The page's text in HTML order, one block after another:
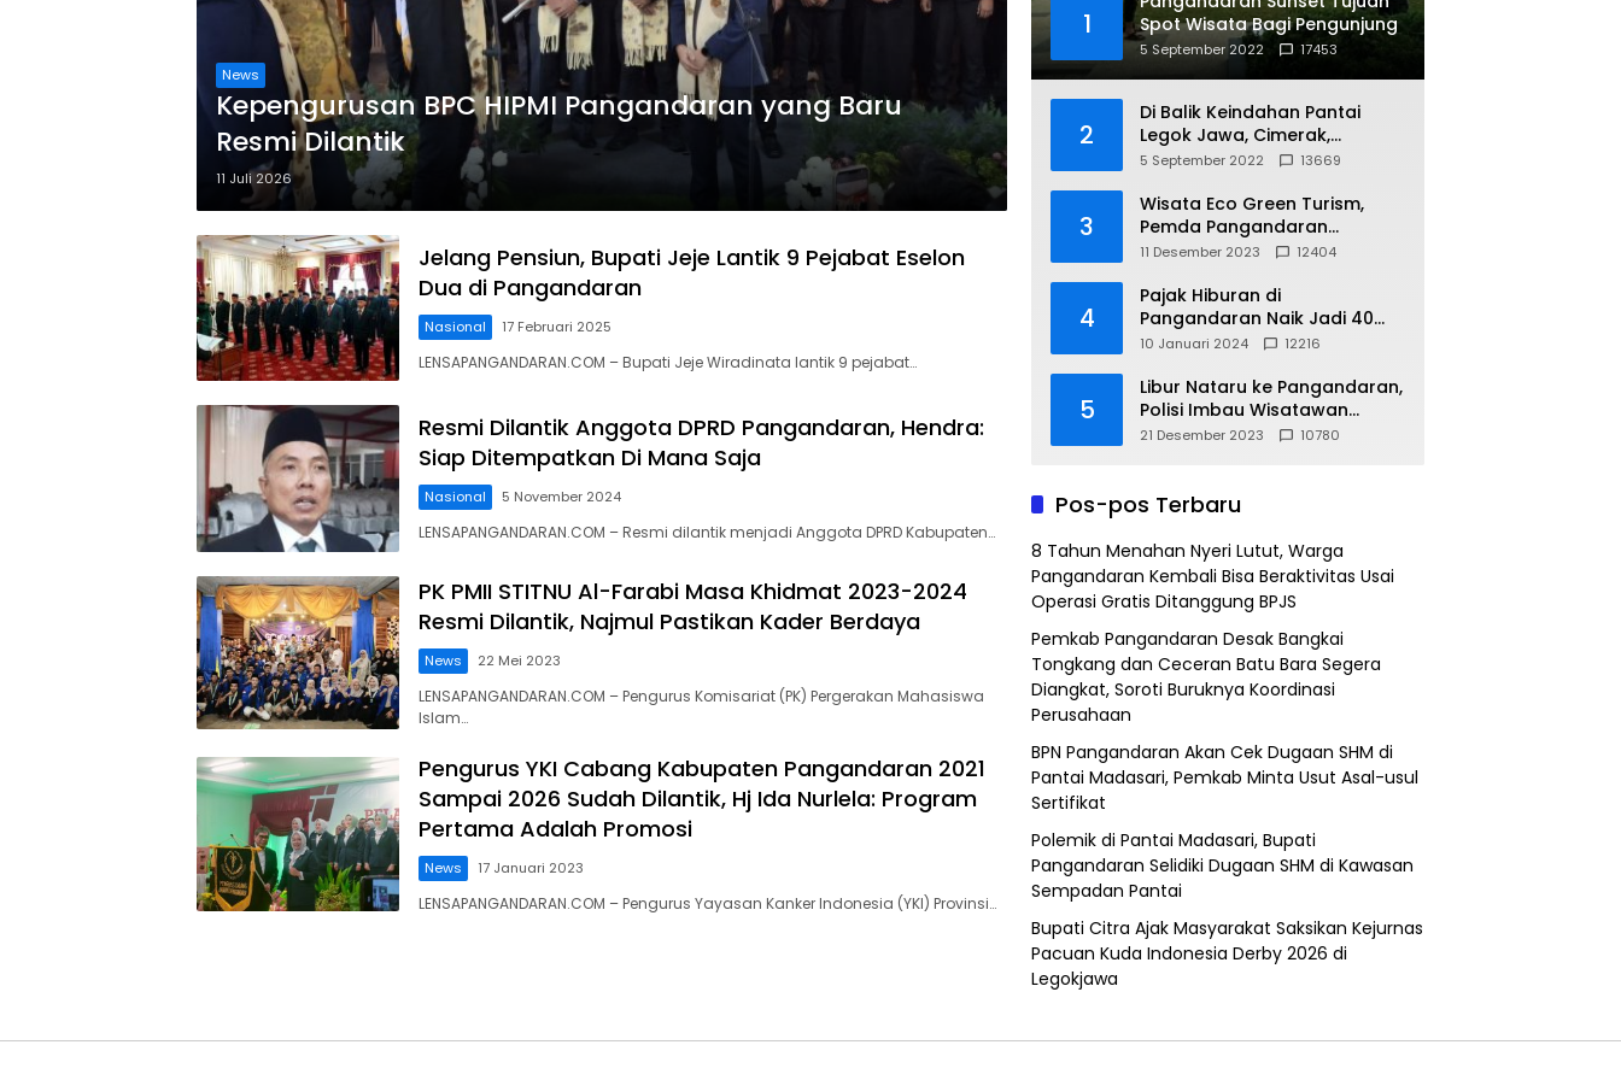
News
Kepengurusan BPC HIPMI Pangandaran yang Baru
Resmi Dilantik
11 Juli 2026
Jelang Pensiun, Bupati Jeje Lantik 9 Pejabat Eselon
Dua di Pangandaran
Nasional 17 Februari 2025
LENSAPANGANDARAN.COM – Bupati Jeje Wiradinata lantik 9 pejabat…
Resmi Dilantik Anggota DPRD Pangandaran, Hendra:
Siap Ditempatkan Di Mana Saja
Nasional 5 November 2024
LENSAPANGANDARAN.COM – Resmi dilantik menjadi Anggota DPRD Kabupaten…
PK PMII STITNU Al-Farabi Masa Khidmat 2023-2024
Resmi Dilantik, Najmul Pastikan Kader Berdaya
News 22 Mei 2023
LENSAPANGANDARAN.COM – Pengurus Komisariat (PK) Pergerakan Mahasiswa
Islam…
Pengurus YKI Cabang Kabupaten Pangandaran 2021
Sampai 2026 Sudah Dilantik, Hj Ida Nurlela: Program
Pertama Adalah Promosi
News 17 Januari 2023
LENSAPANGANDARAN.COM – Pengurus Yayasan Kanker Indonesia (YKI) Provinsi…
1
Spot Wisata Bagi Pengunjung
5 September 2022 17453
2
Di Balik Keindahan Pantai
Legok Jawa, Cimerak,
Pangandaran
5 September 2022 13669
3
Wisata Eco Green Turism,
Pemda Pangandaran
Gandeng PLN
11 Desember 2023 12404
4
Pajak Hiburan di
Pangandaran Naik Jadi 40
Persen
10 Januari 2024 12216
5
Libur Nataru ke Pangandaran,
Polisi Imbau Wisatawan
Gunakan Jalur Arteri
21 Desember 2023 10780
Pos-pos Terbaru
8 Tahun Menahan Nyeri Lutut, Warga
Pangandaran Kembali Bisa Beraktivitas Usai
Operasi Gratis Ditanggung BPJS
Pemkab Pangandaran Desak Bangkai
Tongkang dan Ceceran Batu Bara Segera
Diangkat, Soroti Buruknya Koordinasi
Perusahaan
BPN Pangandaran Akan Cek Dugaan SHM di
Pantai Madasari, Pemkab Minta Usut Asal-usul
Sertifikat
Polemik di Pantai Madasari, Bupati
Pangandaran Selidiki Dugaan SHM di Kawasan
Sempadan Pantai
Bupati Citra Ajak Masyarakat Saksikan Kejurnas
Pacuan Kuda Indonesia Derby 2026 di
Legokjawa